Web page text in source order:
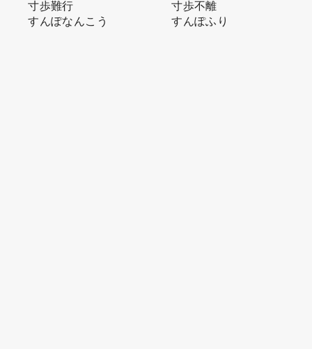
寸歩難行
すんぽなんこう
寸歩不離
すんぽふり